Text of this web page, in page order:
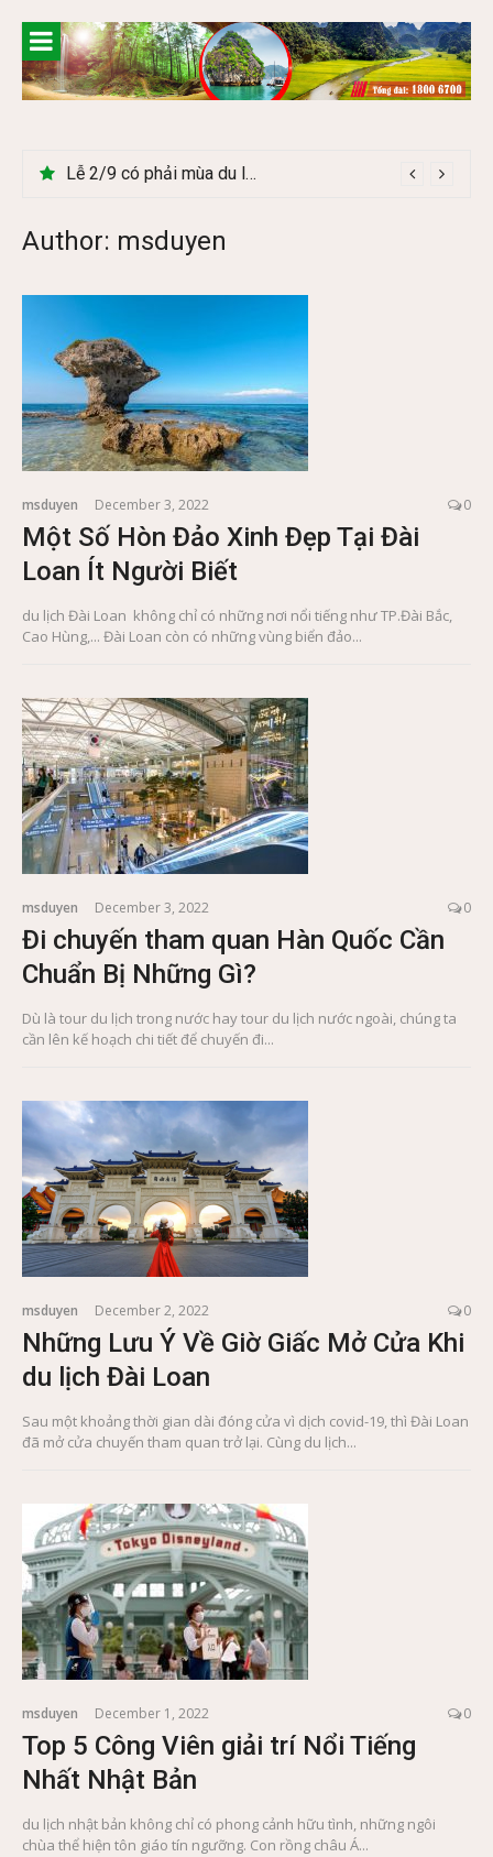
content
Lễ 2/9 có phải mùa du lịch Hà Giang đẹp không?
Author: msduyen
msduyen December 3, 2022 0
Một Số Hòn Đảo Xinh Đẹp Tại Đài
Loan Ít Người Biết
du lịch Đài Loan không chỉ có những nơi nổi tiếng như TP.Đài Bắc,
Cao Hùng,... Đài Loan còn có những vùng biển đảo...
msduyen December 3, 2022 0
Đi chuyến tham quan Hàn Quốc Cần
Chuẩn Bị Những Gì?
Dù là tour du lịch trong nước hay tour du lịch nước ngoài, chúng ta
cần lên kế hoạch chi tiết để chuyến đi...
msduyen December 2, 2022 0
Những Lưu Ý Về Giờ Giấc Mở Cửa Khi
du lịch Đài Loan
Sau một khoảng thời gian dài đóng cửa vì dịch covid-19, thì Đài Loan
đã mở cửa chuyến tham quan trở lại. Cùng du lịch...
msduyen December 1, 2022 0
Top 5 Công Viên giải trí Nổi Tiếng
Nhất Nhật Bản
du lịch nhật bản không chỉ có phong cảnh hữu tình, những ngôi
chùa thể hiện tôn giáo tín ngưỡng. Con rồng châu Á...